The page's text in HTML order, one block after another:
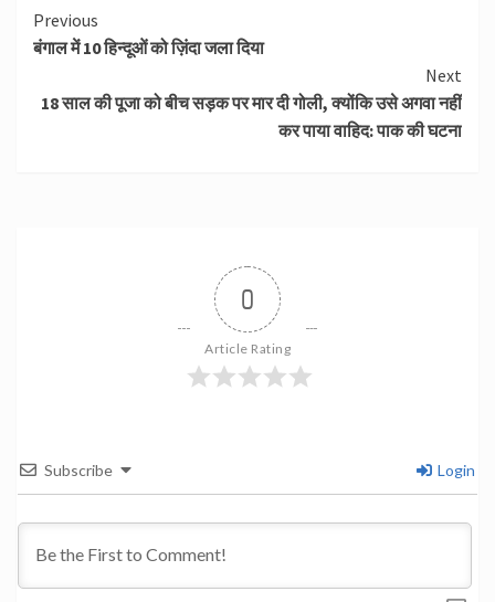
Continue
Reading
Previous
बंगाल में 10 हिन्दूओं को ज़िंदा जला दिया
Next
18 साल की पूजा को बीच सड़क पर मार दी गोली, क्योंकि उसे अगवा नहीं
कर पाया वाहिद: पाक की घटना
0
Article Rating
Subscribe Login